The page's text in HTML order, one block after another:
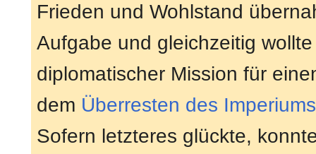
Frieden und Wohlstand
Aufgabe und gleichzeitig
diplomatischer Mission für
dem Überresten des Imperiums
Sofern letzteres glückte,